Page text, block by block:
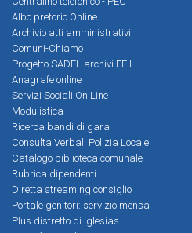
Albo pretorio Online
Archivio atti amministrativi
Comuni-Chiamo
Progetto SADEL archivi EE.LL.
Anagrafe online
Servizi Sociali On Line
Modulistica
Ricerca bandi di gara
Consulta Verbali Polizia Locale
Catalogo biblioteca comunale
Rubrica dipendenti
Diretta streaming consiglio
Portale genitori: servizio mensa
Plus distretto di Iglesias